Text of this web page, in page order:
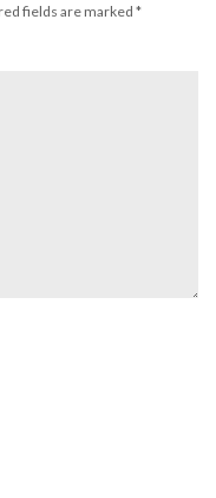
fields are marked *